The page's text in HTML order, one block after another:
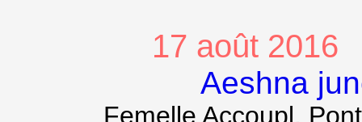
17 août 2016
Aeshna
Femelle Accoupl.